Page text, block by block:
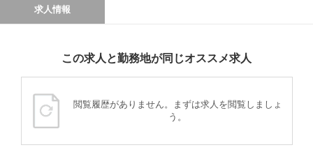
求人情報
この求人と勤務地が同じオススメ求人
閲覧履歴がありません。まずは求人を閲覧しましょ
う。